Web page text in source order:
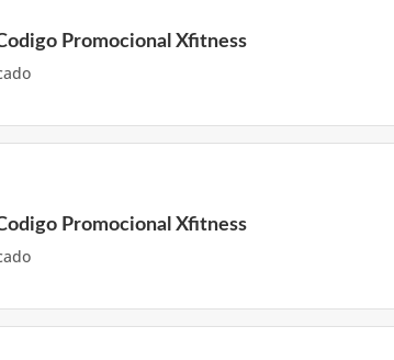
Promocional Xfitness
Promocional Xfitness